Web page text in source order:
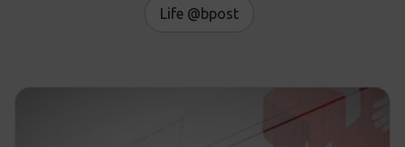
Life @bpost